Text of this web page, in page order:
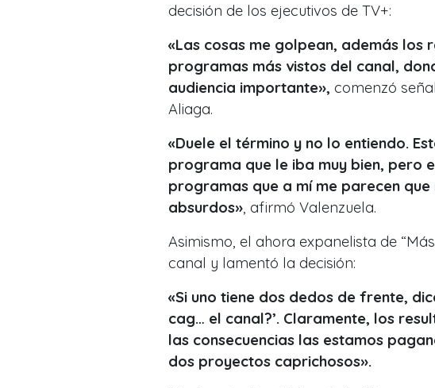
decisión de los ejecutivos de TV+:
«Las cosas me golpean, además los
programas más vistos del canal,
audiencia importante», comenzó
Aliaga.
«Duele el término y no lo entiendo.
programa que le iba muy bien, pero
programas que a mí me parecen
absurdos» , afirmó Valenzuela.
Asimismo, el ahora expanelista de
canal y lamentó la decisión:
«Si uno tiene dos dedos de frente,
cag… el canal?’. Claramente, los
las consecuencias las estamos
dos proyectos caprichosos».